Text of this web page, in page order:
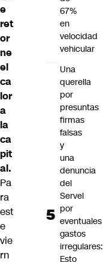
e
ret
or
ne
el
ca
lor
a
la
ca
pit
al.
Pa
ra
est
e
vie
rn
67%
en
velocidad
vehicular
Una
querella
por
presuntas
firmas
falsas
y
una
denuncia
del
Servel
por
eventuales
gastos
irregulares:
Esto